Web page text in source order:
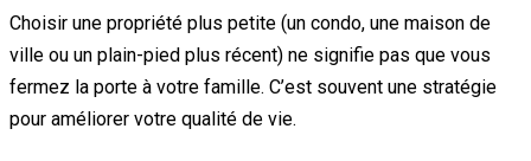
Choisir une propriété plus petite (un condo, une maison de
ville ou un plain-pied plus récent) ne signifie pas que vous
fermez la porte à votre famille. C’est souvent une stratégie
pour améliorer votre qualité de vie.